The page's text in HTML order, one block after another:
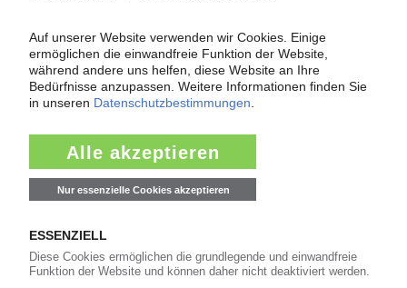
BISCHOF + KLEIN
Vorstandsvorsitz
11.05.2018